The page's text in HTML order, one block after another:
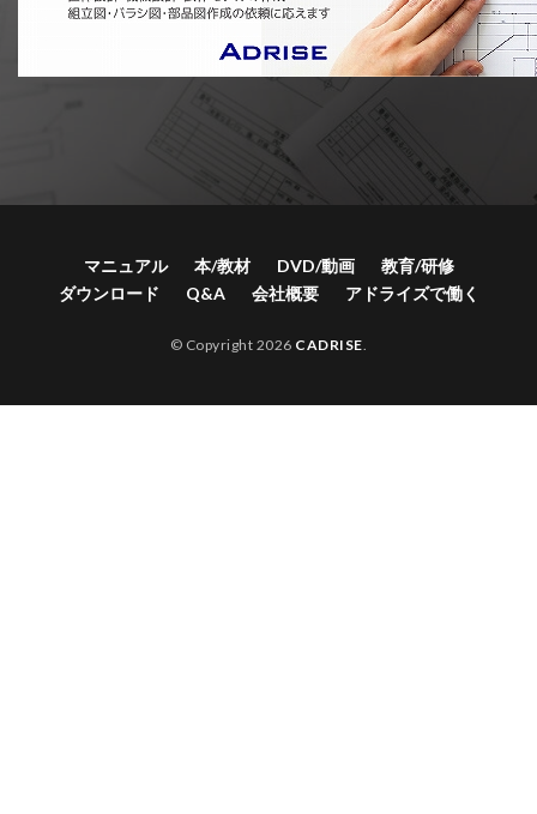
マニュアル 本/教材 DVD/動画
教育/研修
ダウンロード
Q&A 会社概要 アドライズで働く
© Copyright 2026 CADRISE.